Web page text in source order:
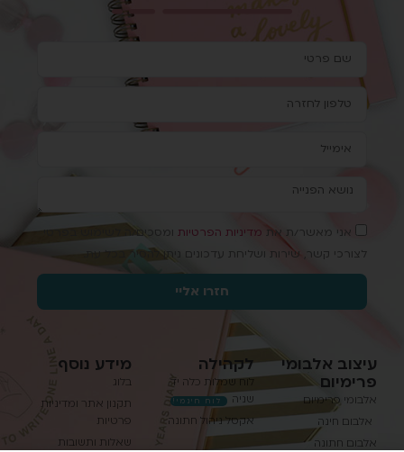
אני מאשר/ת את מדיניות הפרטיות ומסכים/ה לשימוש בפרטי
לצורכי קשר, שירות ושליחת עדכונים ניתן להסיר בכל עת.
חזרו אליי
עיצוב אלבומי
פרימיום
אלבומי פרימיום
אלבום חינה
אלבום חתונה
לקהילה
לוח שמלות כלה יד
שניה
לוח חינמי!
אקסל ניהול חתונה
מידע נוסף
בלוג
תקנון אתר ומדיניות
פרטיות
שאלות ותשובות